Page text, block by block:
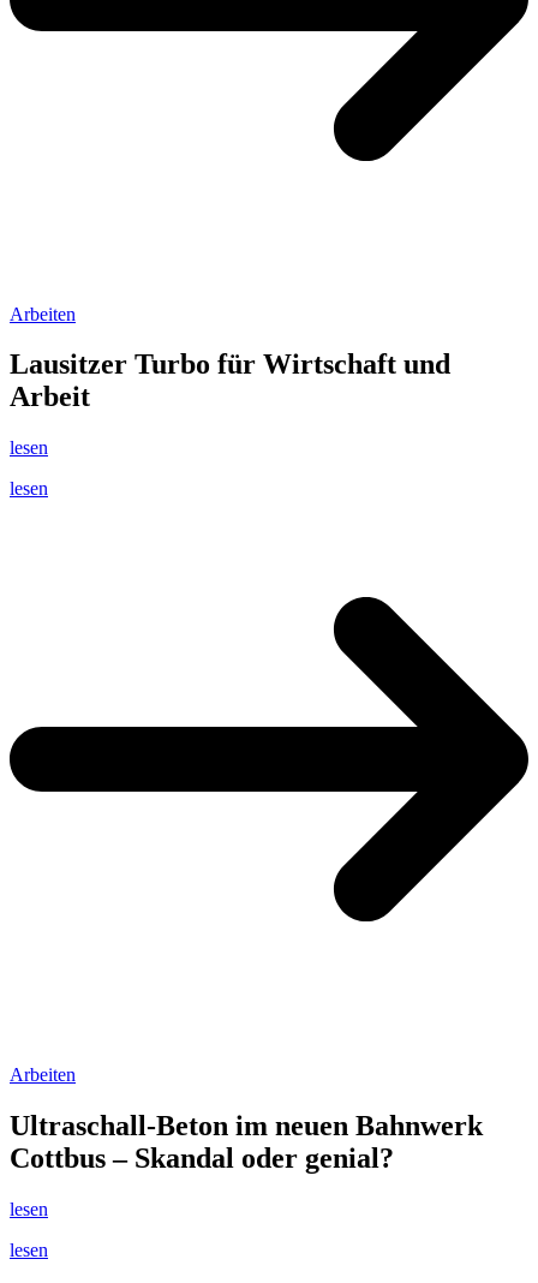
Arbeiten
Lausitzer Turbo für Wirtschaft und
Arbeit
lesen
lesen
Arbeiten
Ultraschall-Beton im neuen Bahnwerk
Cottbus – Skandal oder genial?
lesen
lesen